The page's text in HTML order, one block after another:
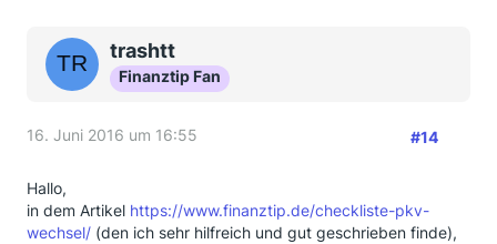
trashtt
Finanztip Fan
16. Juni 2016 um 16:55 #14
Hallo,
in dem Artikel https://www.finanztip.de/checkliste-pkv-
wechsel/ (den ich sehr hilfreich und gut geschrieben finde),